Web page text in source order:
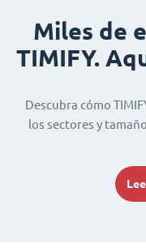
Miles de
TIMIFY.
Descubra cómo
los sectores y